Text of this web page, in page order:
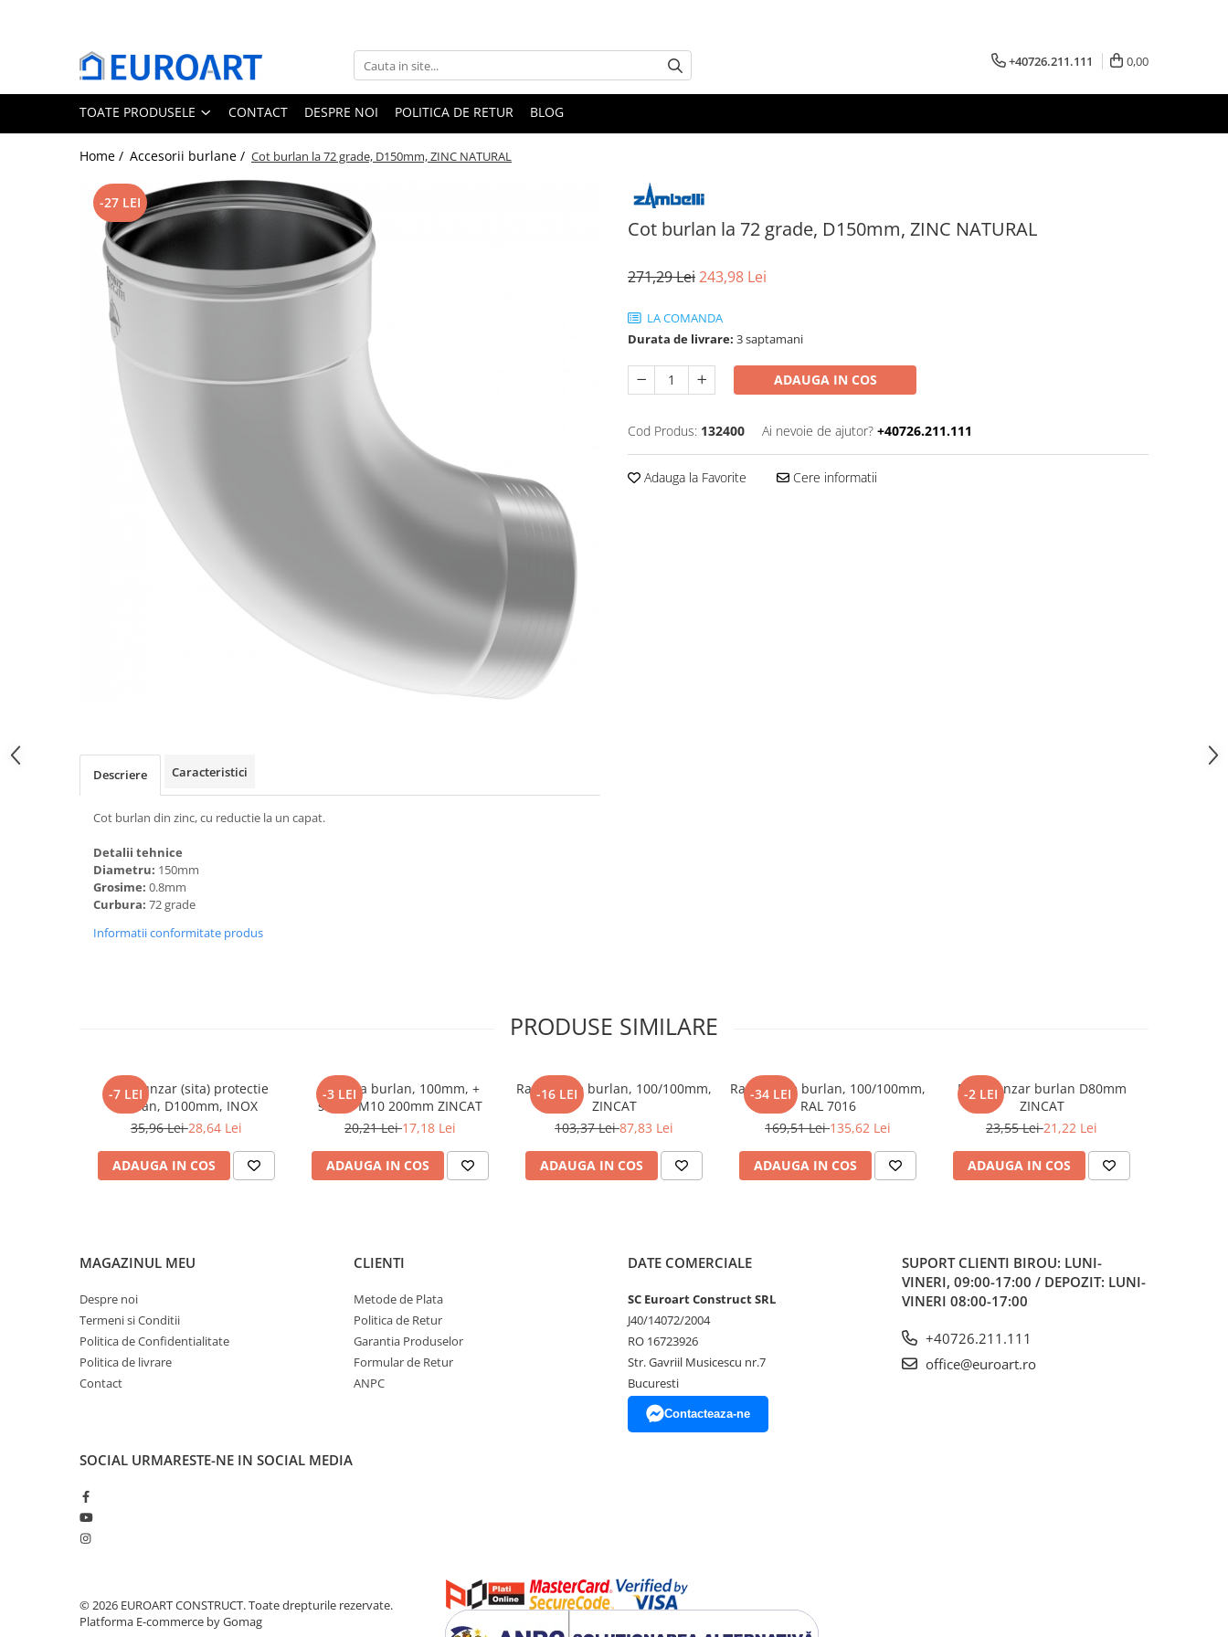
Toate Produsele
Jgheaburi
Accesorii jgheaburi
Accesorii invelitori
Membrane Bauder
Termoizolatii Bauder
Membrane lichide
Receptori si deversoare
+40726.211.111 0,00
TOATE PRODUSELE CONTACT DESPRE NOI POLITICA DE RETUR BLOG
Home / Accesorii burlane / Cot burlan la 72 grade, D150mm, ZINC NATURAL
Cot burlan la 72 grade, D150mm, ZINC NATURAL
-27 LEI
271,29 Lei243,98 Lei
LA COMANDA
Durata de livrare: 3 saptamani
ADAUGA IN COS
Cod Produs: 132400 Ai nevoie de ajutor? +40726.211.111
Adauga la Favorite Cere informatii
Descriere Caracteristici
Cot burlan din zinc, cu reductie la un capat.
Detalii tehnice
Diametru: 150mm
Grosime: 0.8mm
Curbura: 72 grade
Informatii conformitate produs
PRODUSE SIMILARE
-7 LEI
Parafrunzar (sita) protectie
burlan, D100mm, INOX
35,96 Lei28,64 Lei
ADAUGA IN COS
-3 LEI
Bratara burlan, 100mm, +
surub M10 200mm ZINCAT
20,21 Lei17,18 Lei
ADAUGA IN COS
-16 LEI
Ramificatie burlan, 100/100mm,
ZINCAT
103,37 Lei87,83 Lei
ADAUGA IN COS
-34 LEI
Ramificatie burlan, 100/100mm,
RAL 7016
169,51 Lei135,62 Lei
ADAUGA IN COS
-2 LEI
Parafrunzar burlan D80mm
ZINCAT
23,55 Lei21,22 Lei
ADAUGA IN COS
MAGAZINUL MEU
Despre noi
Termeni si Conditii
Politica de Confidentialitate
Politica de livrare
Contact
CLIENTI
Metode de Plata
Politica de Retur
Garantia Produselor
Formular de Retur
ANPC
DATE COMERCIALE
SC Euroart Construct SRL
J40/14072/2004
RO 16723926
Str. Gavriil Musicescu nr.7
Bucuresti
Contacteaza-ne
SUPORT CLIENTI BIROU: LUNI-
VINERI, 09:00-17:00 / DEPOZIT: LUNI-
VINERI 08:00-17:00
+40726.211.111
office@euroart.ro
SOCIAL URMARESTE-NE IN SOCIAL MEDIA
© 2026 EUROART CONSTRUCT. Toate drepturile rezervate.
Platforma E-commerce by Gomag